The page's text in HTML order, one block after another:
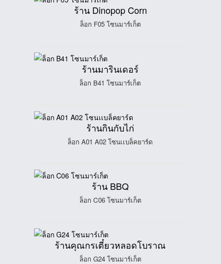
ร้าน Dinopop Corn
ล็อก F05 โซนมาร์เก็ต
ร้านมารินเดอร์
ล็อก B41 โซนมาร์เก็ต
ร้านกินกับไก่
ล็อก A01 A02 โซนเเบล็คยาร์ด
ร้าน BBQ
ล็อก C06 โซนมาร์เก็ต
ร้านคุณกรเตี๋ยวหลอดโบราณ
ล็อก G24 โซนมาร์เก็ต